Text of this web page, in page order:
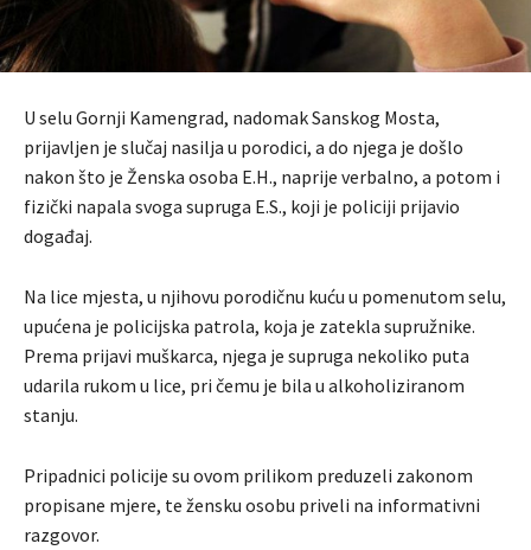
U selu Gornji Kamengrad, nadomak Sanskog Mosta,
prijavljen je slučaj nasilja u porodici, a do njega je došlo
nakon što je Ženska osoba E.H., naprije verbalno, a potom i
fizički napala svoga supruga E.S., koji je policiji prijavio
događaj.
Na lice mjesta, u njihovu porodičnu kuću u pomenutom selu,
upućena je policijska patrola, koja je zatekla supružnike.
Prema prijavi muškarca, njega je supruga nekoliko puta
udarila rukom u lice, pri čemu je bila u alkoholiziranom
stanju.
Pripadnici policije su ovom prilikom preduzeli zakonom
propisane mjere, te žensku osobu priveli na informativni
razgovor.